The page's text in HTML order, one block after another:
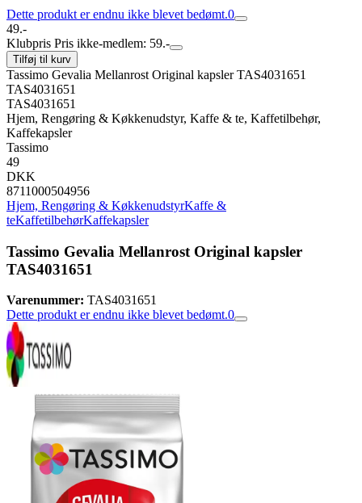
Dette produkt er endnu ikke blevet bedømt.0
49.-
Klubpris Pris ikke-medlem: 59.-
Tilføj til kurv
Tassimo Gevalia Mellanrost Original kapsler TAS4031651
TAS4031651
TAS4031651
Hjem, Rengøring & Køkkenudstyr, Kaffe & te, Kaffetilbehør,
Kaffekapsler
Tassimo
49
DKK
8711000504956
Hjem, Rengøring & KøkkenudstyrKaffe &
teKaffetilbehørKaffekapsler
Tassimo Gevalia Mellanrost Original kapsler
TAS4031651
Varenummer: TAS4031651
Dette produkt er endnu ikke blevet bedømt.0